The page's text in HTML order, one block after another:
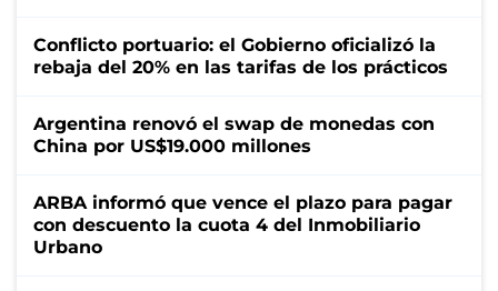
Conflicto portuario: el Gobierno oficializó la
rebaja del 20% en las tarifas de los prácticos
Argentina renovó el swap de monedas con
China por US$19.000 millones
ARBA informó que vence el plazo para pagar
con descuento la cuota 4 del Inmobiliario
Urbano